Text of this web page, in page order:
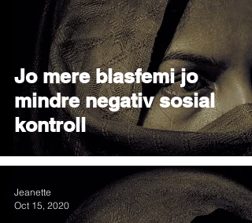
Jo mere blasfemi jo
mindre negativ sosial
kontroll
Jeanette
Oct 15, 2020